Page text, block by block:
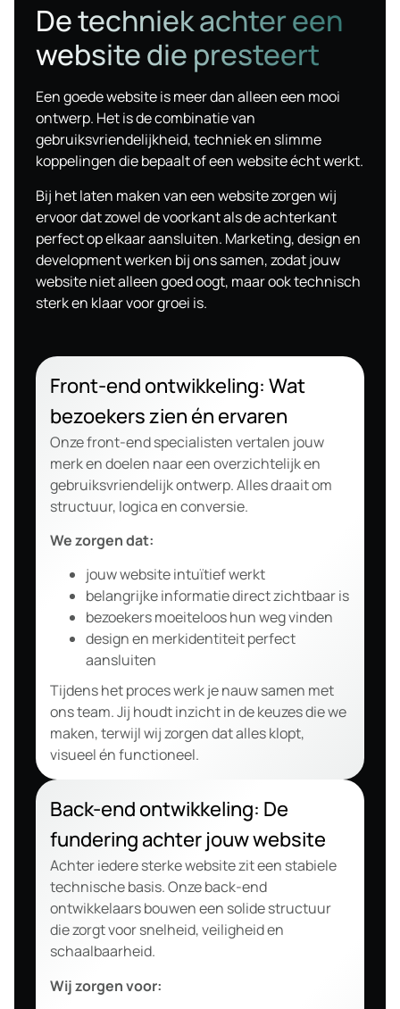
De techniek achter een
website die presteert
Een goede website is meer dan alleen een mooi
ontwerp. Het is de combinatie van
gebruiksvriendelijkheid, techniek en slimme
koppelingen die bepaalt of een website écht werkt.
Bij het laten maken van een website zorgen wij
ervoor dat zowel de voorkant als de achterkant
perfect op elkaar aansluiten. Marketing, design en
development werken bij ons samen, zodat jouw
website niet alleen goed oogt, maar ook technisch
sterk en klaar voor groei is.
Front-end ontwikkeling: Wat
bezoekers zien én ervaren
Onze front-end specialisten vertalen jouw
merk en doelen naar een overzichtelijk en
gebruiksvriendelijk ontwerp. Alles draait om
structuur, logica en conversie.
We zorgen dat:
jouw website intuïtief werkt
belangrijke informatie direct zichtbaar is
bezoekers moeiteloos hun weg vinden
design en merkidentiteit perfect
aansluiten
Tijdens het proces werk je nauw samen met
ons team. Jij houdt inzicht in de keuzes die we
maken, terwijl wij zorgen dat alles klopt,
visueel én functioneel.
Back-end ontwikkeling: De
fundering achter jouw website
Achter iedere sterke website zit een stabiele
technische basis. Onze back-end
ontwikkelaars bouwen een solide structuur
die zorgt voor snelheid, veiligheid en
schaalbaarheid.
Wij zorgen voor: